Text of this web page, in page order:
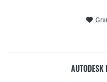
AUTODESK